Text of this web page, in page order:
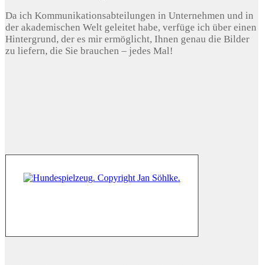
Da ich Kommunikationsabteilungen in Unternehmen und in
der akademischen Welt geleitet habe, verfüge ich über einen
Hintergrund, der es mir ermöglicht, Ihnen genau die Bilder
zu liefern, die Sie brauchen – jedes Mal!